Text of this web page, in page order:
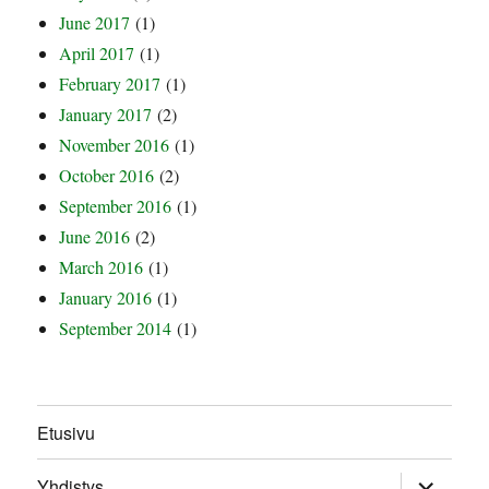
June 2017 (1)
April 2017 (1)
February 2017 (1)
January 2017 (2)
November 2016 (1)
October 2016 (2)
September 2016 (1)
June 2016 (2)
March 2016 (1)
January 2016 (1)
September 2014 (1)
Etusivu
expand